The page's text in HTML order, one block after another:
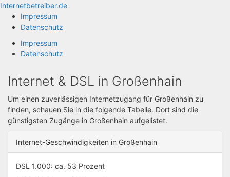
Zum
Inhalt
springen
Internetbetreiber.de
Impressum
Datenschutz
Impressum
Datenschutz
Internet & DSL in Großenhain
Um einen zuverlässigen Internetzugang für Großenhain zu
finden, schauen Sie in die folgende Tabelle. Dort sind die
günstigsten Zugänge in Großenhain aufgelistet.
Internet-Geschwindigkeiten in Großenhain
DSL 1.000: ca. 53 Prozent